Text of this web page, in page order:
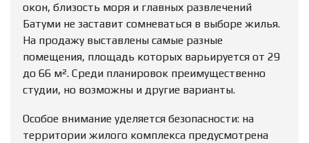
окон, близость моря и главных развлечений
Батуми не заставит сомневаться в выборе жилья.
На продажу выставлены самые разные
помещения, площадь которых варьируется от 29
до 66 м². Среди планировок преимущественно
студии, но возможны и другие варианты.
Особое внимание уделяется безопасности: на
территории жилого комплекса предусмотрена